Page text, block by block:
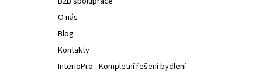
O nás
Blog
Kontakty
InterioPro - Kompletní řešení bydlení